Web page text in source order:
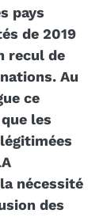
pays
de 2019
recul de
Au
ce
les
nécessité
des